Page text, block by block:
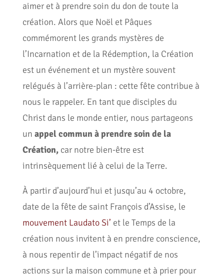
aimer et à prendre soin du don de toute la
création. Alors que Noël et Pâques
commémorent les grands mystères de
l’Incarnation et de la Rédemption, la Création
est un événement et un mystère souvent
relégués à l’arrière-plan : cette fête contribue à
nous le rappeler. En tant que disciples du
Christ dans le monde entier, nous partageons
un appel commun à prendre soin de la
Création,car notre bien-être est
intrinsèquement lié à celui de la Terre.
À partir d’aujourd’hui et jusqu’au 4 octobre,
date de la fête de saint François d’Assise, le
mouvement Laudato Si’ et le Temps de la
création nous invitent à en prendre conscience,
à nous repentir de l’impact négatif de nos
actions sur la maison commune et à prier pour